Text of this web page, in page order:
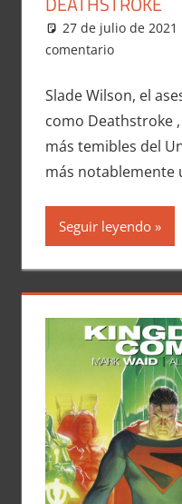
27 de julio de 2021
comentario
Slade Wilson, el
como Deathstroke
más temibles del
más notablemente
Seguir leyendo